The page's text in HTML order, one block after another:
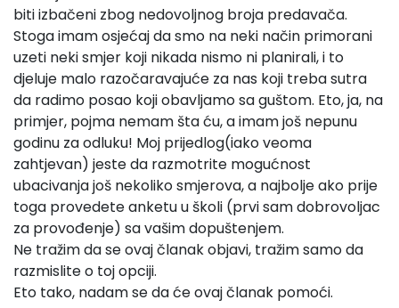
biti izbačeni zbog nedovoljnog broja predavača.
Stoga imam osjećaj da smo na neki način primorani
uzeti neki smjer koji nikada nismo ni planirali, i to
djeluje malo razočaravajuće za nas koji treba sutra
da radimo posao koji obavljamo sa guštom. Eto, ja, na
primjer, pojma nemam šta ću, a imam još nepunu
godinu za odluku! Moj prijedlog(iako veoma
zahtjevan) jeste da razmotrite mogućnost
ubacivanja još nekoliko smjerova, a najbolje ako prije
toga provedete anketu u školi (prvi sam dobrovoljac
za provođenje) sa vašim dopuštenjem.
Ne tražim da se ovaj članak objavi, tražim samo da
razmislite o toj opciji.
Eto tako, nadam se da će ovaj članak pomoći.